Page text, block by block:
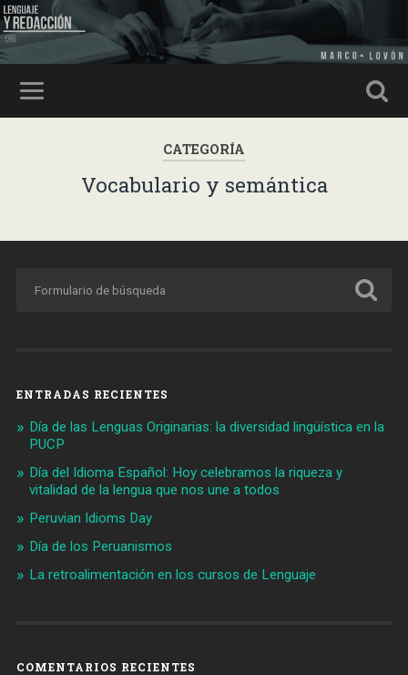
CATEGORÍA
Vocabulario y semántica
ENTRADAS RECIENTES
Día de las Lenguas Originarias: la diversidad lingüística en la
PUCP
Día del Idioma Español: Hoy celebramos la riqueza y
vitalidad de la lengua que nos une a todos
Peruvian Idioms Day
Día de los Peruanismos
La retroalimentación en los cursos de Lenguaje
COMENTARIOS RECIENTES